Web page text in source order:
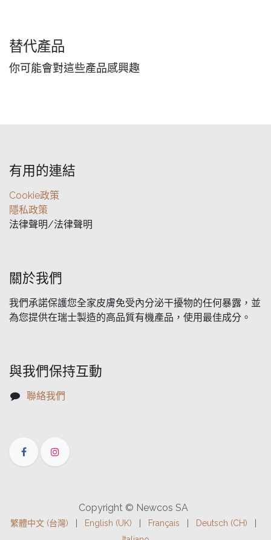
替代產品
你可能會對這些產品感興趣
有用的連結
Cookie政策
隱私政策
法律聲明/法律聲明
關於我們
我們承諾保護您全家皮膚免受內分泌干擾物的任何暴露，並
為您提供在瑞士製造的高品質有機產品，使用最佳成分。
與我們保持互動
聯絡我們
Copyright © Newcos SA
繁體中文 (台灣) English (UK) Français Deutsch (CH)